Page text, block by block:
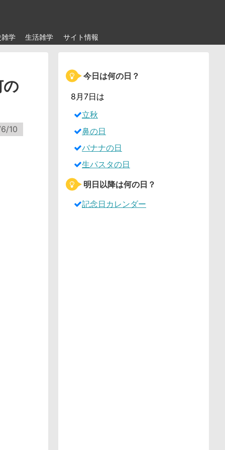
学 生活雑学 サイト情報
10
今日は何の日？
8月7日は
立秋
鼻の日
バナナの日
生パスタの日
明日以降は何の日？
記念日カレンダー